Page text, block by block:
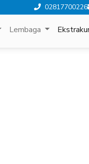
02817700226
Lembaga